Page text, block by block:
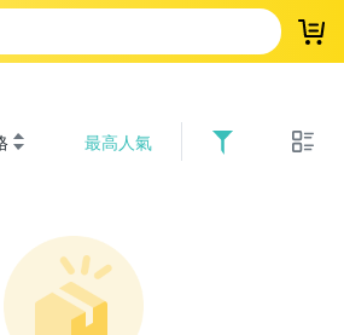
登
最高人氣